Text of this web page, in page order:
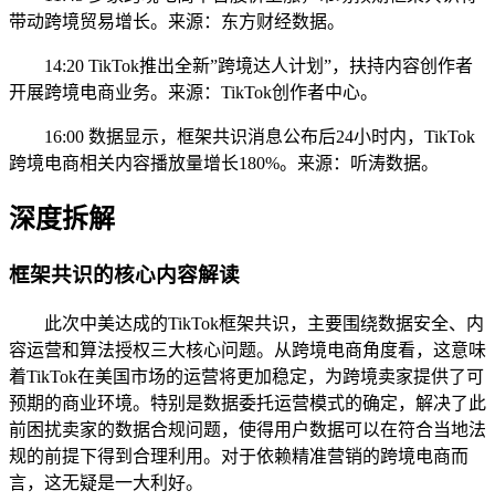
带动跨境贸易增长。来源：东方财经数据。
14:20 TikTok推出全新”跨境达人计划”，扶持内容创作者
开展跨境电商业务。来源：TikTok创作者中心。
16:00 数据显示，框架共识消息公布后24小时内，TikTok
跨境电商相关内容播放量增长180%。来源：听涛数据。
深度拆解
框架共识的核心内容解读
此次中美达成的TikTok框架共识，主要围绕数据安全、内
容运营和算法授权三大核心问题。从跨境电商角度看，这意味
着TikTok在美国市场的运营将更加稳定，为跨境卖家提供了可
预期的商业环境。特别是数据委托运营模式的确定，解决了此
前困扰卖家的数据合规问题，使得用户数据可以在符合当地法
规的前提下得到合理利用。对于依赖精准营销的跨境电商而
言，这无疑是一大利好。